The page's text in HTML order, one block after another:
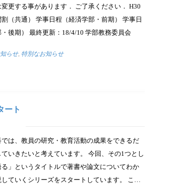
更する事があります． ご了承ください． H30
（共通） 学事日程（経済学部・前期） 学事日
後期） 最終更新：18/4/10 学部教務委員会
らせ, 特別なお知らせ
ート
は、教員の研究・教育活動の成果をできるだ
いきたいと考えています。 今回、その1つとし
」というタイトルで著書や論文についてわか
していくシリーズをスタートしています。 こ…